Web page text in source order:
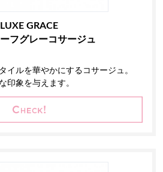
LUXE GRACE
フグレーコサージュ
イルを華やかにするコサージュ。
印象を与えます。